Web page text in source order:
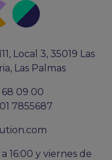
Local 3, 35019 Las
Las Palmas
68 09 00
7855687
16:00 y viernes de